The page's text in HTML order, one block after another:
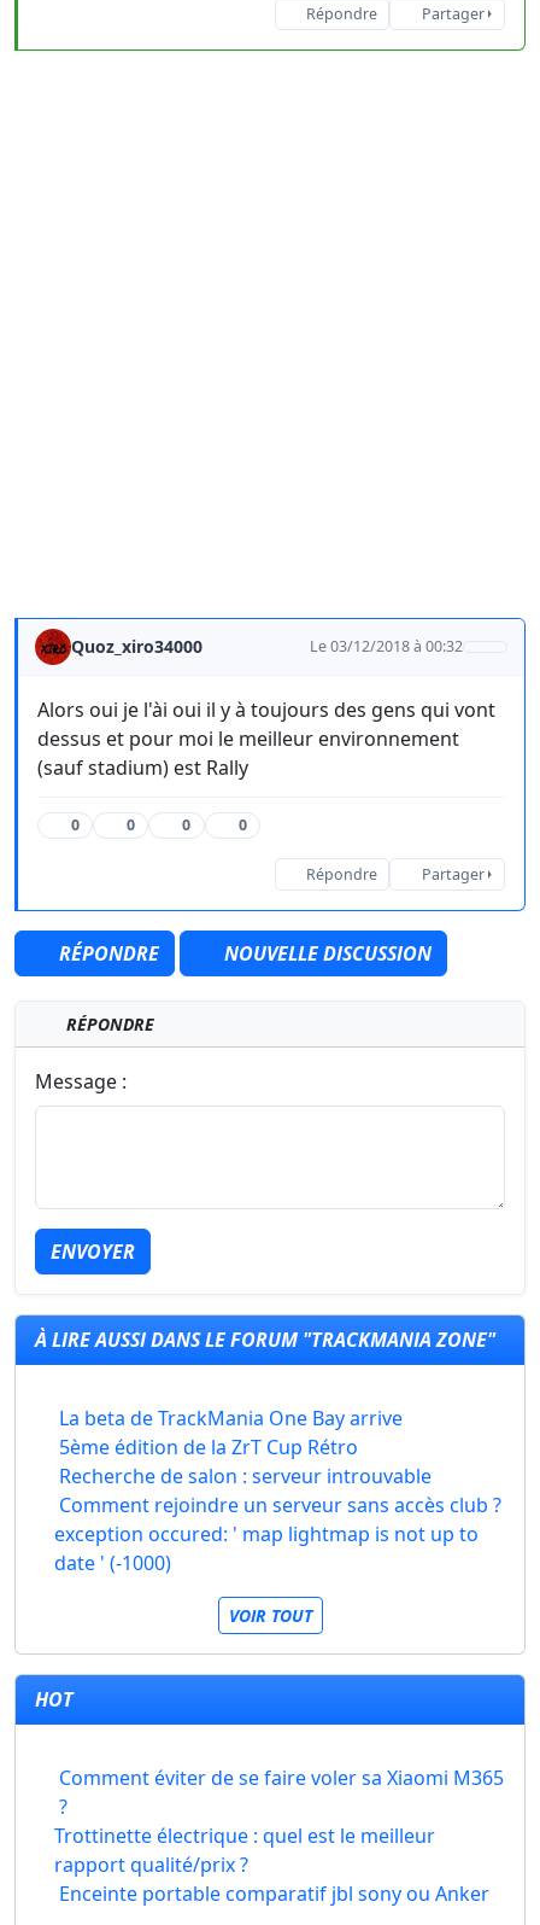
Répondre Partager
Quoz_xiro34000 Le 03/12/2018 à 00:32
Alors oui je l'ài oui il y à toujours des gens qui vont
dessus et pour moi le meilleur environnement
(sauf stadium) est Rally
0 0 0 0
Répondre Partager
RÉPONDRE NOUVELLE DISCUSSION
RÉPONDRE
Message :
ENVOYER
À LIRE AUSSI DANS LE FORUM "TRACKMANIA ZONE"
La beta de TrackMania One Bay arrive
5ème édition de la ZrT Cup Rétro
Recherche de salon : serveur introuvable
Comment rejoindre un serveur sans accès club ?
exception occured: ' map lightmap is not up to
date ' (-1000)
VOIR TOUT
HOT
Comment éviter de se faire voler sa Xiaomi M365
?
Trottinette électrique : quel est le meilleur
rapport qualité/prix ?
Enceinte portable comparatif jbl sony ou Anker